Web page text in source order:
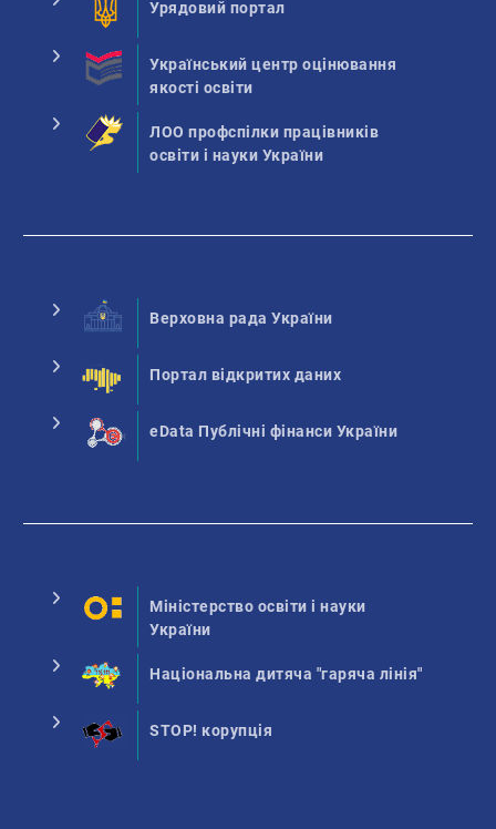
Урядовий портал
Український центр оцінювання
якості освіти
ЛОО профспілки працівників
освіти і науки України
Верховна рада України
Портал відкритих даних
eData Публічні фінанси України
Міністерство освіти і науки
України
Національна дитяча "гаряча лінія"
STOP! корупція